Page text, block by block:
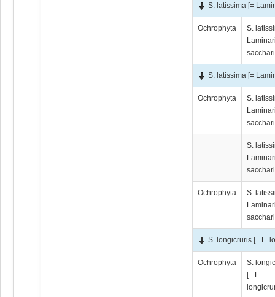
S. latissima [=
Ochrophyta
S.
S. latissima [=
Ochrophyta
S.
S.
Ochrophyta
S.
S. longicruris [= L.
Ochrophyta
S.
[= L.